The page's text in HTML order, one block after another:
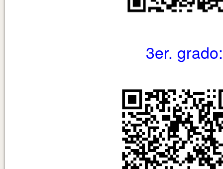
3er. grado: